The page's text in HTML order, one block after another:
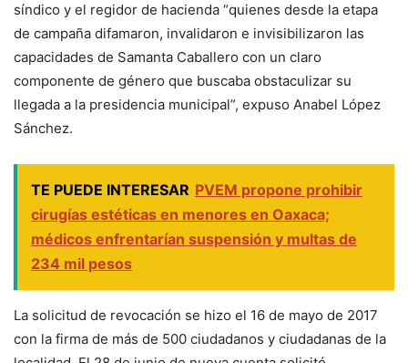
síndico y el regidor de hacienda “quienes desde la etapa
de campaña difamaron, invalidaron e invisibilizaron las
capacidades de Samanta Caballero con un claro
componente de género que buscaba obstaculizar su
llegada a la presidencia municipal”, expuso Anabel López
Sánchez.
TE PUEDE INTERESAR PVEM propone prohibir
cirugías estéticas en menores en Oaxaca;
médicos enfrentarían suspensión y multas de
234 mil pesos
La solicitud de revocación se hizo el 16 de mayo de 2017
con la firma de más de 500 ciudadanos y ciudadanas de la